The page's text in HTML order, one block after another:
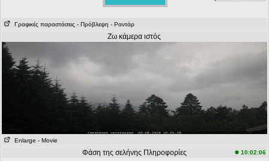
Γραφικές παραστάσεις - Πρόβλεψη - Ραντάρ
Ζω κάμερα ιστός
Enlarge - Movie
Φάση της σελήνης Πληροφορίες 10:02:06